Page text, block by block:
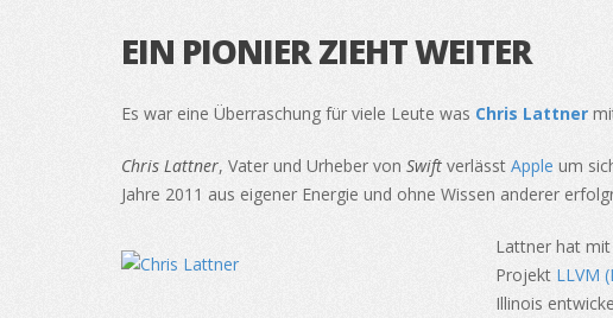
EIN PIONIER ZIEHT WEITER
Es war eine Überraschung für viele Leute was Chris Lattner
Chris Lattner, Vater und Urheber von Swift verlässt Apple um
Jahre 2011 aus eigener Energie und ohne Wissen anderer
Lattner hat
Projekt LLVM
Illinois